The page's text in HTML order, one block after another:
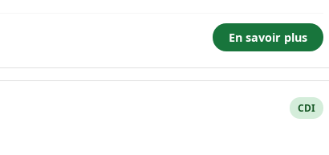
En savoir plus
CDI